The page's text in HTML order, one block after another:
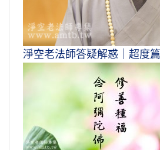
淨空老法師答疑解惑｜超度篇